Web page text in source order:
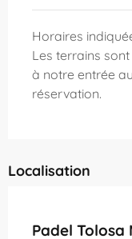
Horaires
Les terrains
à notre entrée
réservation.
Localisation
Padel